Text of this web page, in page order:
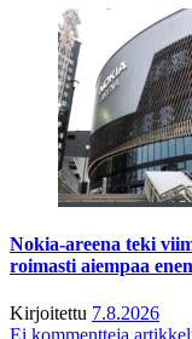
Nokia-areena teki
roimasti aiempaa
Kirjoitettu 7.8.2026
Ei kommentteja